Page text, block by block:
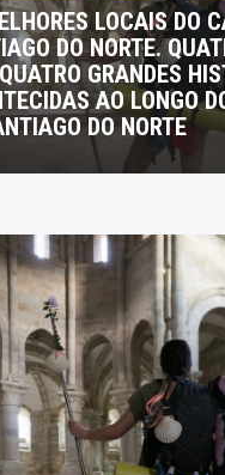
LOCAIS DO
DO NORTE.
GRANDES
AO LONGO
DO NORTE